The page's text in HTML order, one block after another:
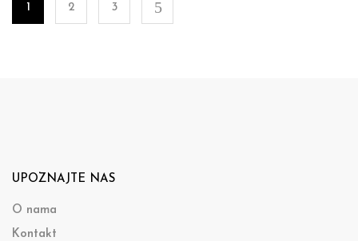
1 2 3
UPOZNAJTE NAS
O nama
Kontakt